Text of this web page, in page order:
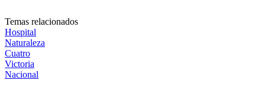
Temas relacionados
Hospital
Naturaleza
Cuatro
Victoria
Nacional